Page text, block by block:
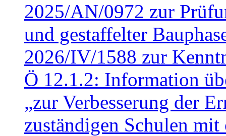
2025/AN/0972 zur
und gestaffelter
2026/IV/1588 zur
Ö 12.1.2: Information
„zur Verbesserung der
zuständigen Schulen